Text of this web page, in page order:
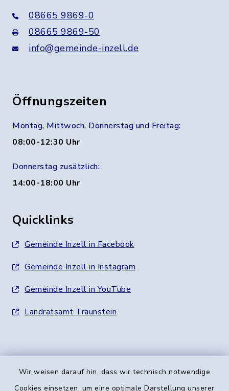
Wir weisen darauf hin, dass wir technisch notwendige
Cookies einsetzen, um eine optimale Darstellung unserer
08665 9869-0
08665 9869-50
info@gemeinde-inzell.de
Öffnungszeiten
Montag, Mittwoch, Donnerstag und Freitag:
08:00-12:30 Uhr
Donnerstag zusätzlich:
14:00-18:00 Uhr
Quicklinks
Gemeinde Inzell in Facebook
Gemeinde Inzell in Instagram
Gemeinde Inzell in YouTube
Landratsamt Traunstein
Kontakt